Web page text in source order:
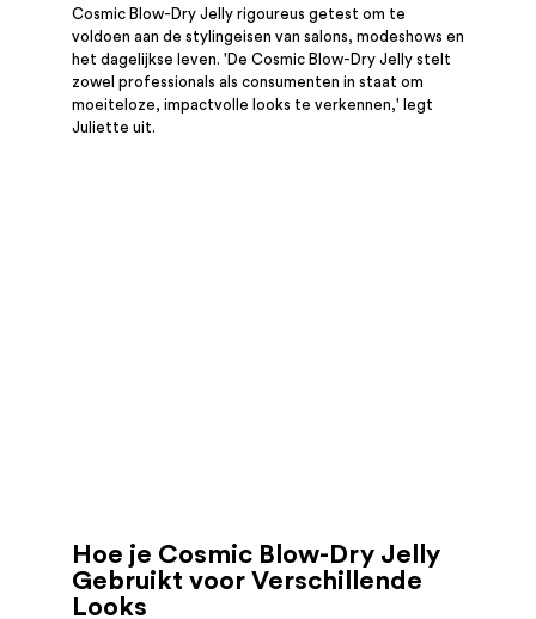
Cosmic Blow-Dry Jelly rigoureus getest om te
voldoen aan de stylingeisen van salons, modeshows en
het dagelijkse leven. 'De Cosmic Blow-Dry Jelly stelt
zowel professionals als consumenten in staat om
moeiteloze, impactvolle looks te verkennen,' legt
Juliette uit.
Hoe je Cosmic Blow-Dry Jelly
Gebruikt voor Verschillende
Looks